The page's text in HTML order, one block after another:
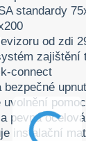
standardy
od zdi
zajištění
connect
bezpečné
pevná
instalační